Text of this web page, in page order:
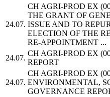
24.07.
CH AGRI-PROD EX
THE GRANT OF
ISSUE AND TO
ELECTION OF THE
RE-APPOINTMENT ...
24.07.
CH AGRI-PROD EX
REPORT
24.07.
CH AGRI-PROD EX
ENVIRONMENTAL,
GOVERNANCE